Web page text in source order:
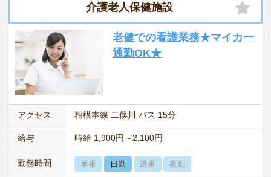
介護老人保健施設
老健での看護業務★マイカー
通勤OK★
アクセス 相模本線 二俣川 バス 15分
給与 時給 1,900円～2,100円
勤務時間 早番 日勤 遅番 夜勤